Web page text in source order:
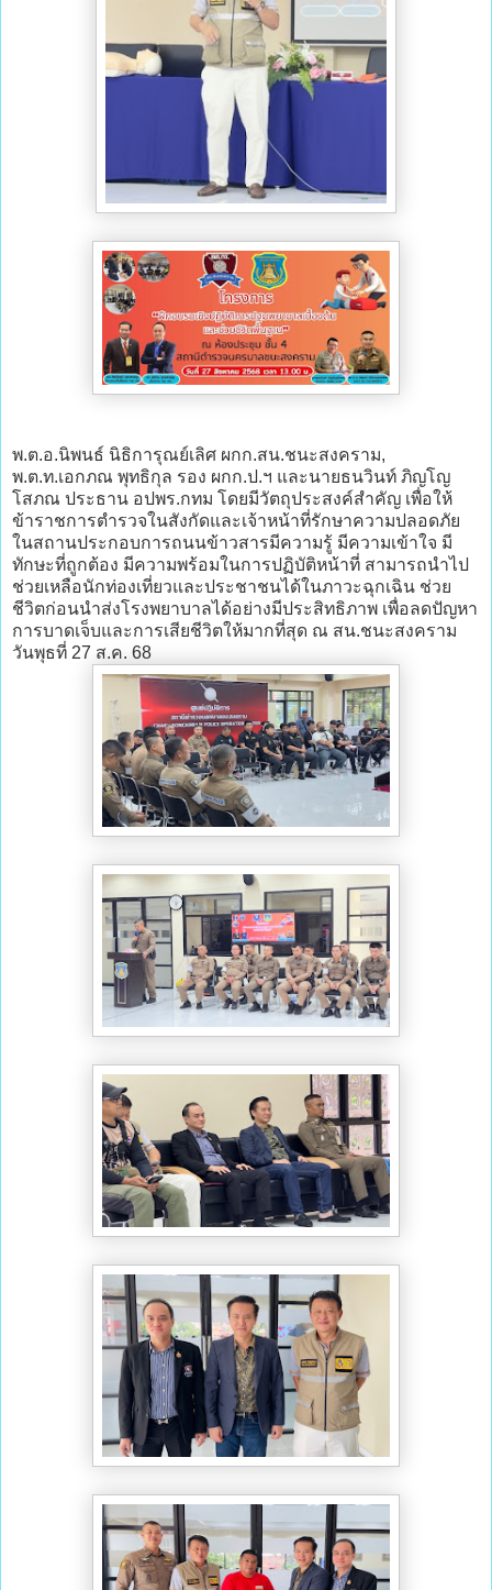
พ.ต.อ.นิพนธ์ นิธิการุณย์เลิศ ผกก.สน.ชนะสงคราม,
พ.ต.ท.เอกภณ พุทธิกุล รอง ผกก.ป.ฯ และนายธนวินท์ ภิญโญ
โสภณ ประธาน อปพร.กทม โดยมีวัตถุประสงค์สำคัญ เพื่อให้
ข้าราชการตำรวจในสังกัดและเจ้าหน้าที่รักษาความปลอดภัย
ในสถานประกอบการถนนข้าวสารมีความรู้ มีความเข้าใจ มี
ทักษะที่ถูกต้อง มีความพร้อมในการปฏิบัติหน้าที่ สามารถนำไป
ช่วยเหลือนักท่องเที่ยวและประชาชนได้ในภาวะฉุกเฉิน ช่วย
ชีวิตก่อนนำส่งโรงพยาบาลได้อย่างมีประสิทธิภาพ เพื่อลดปัญหา
การบาดเจ็บและการเสียชีวิตให้มากที่สุด ณ สน.ชนะสงคราม
วันพุธที่ 27 ส.ค. 68